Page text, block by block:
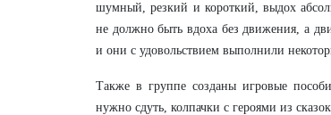
шумный, резкий и короткий, выдох
не должно быть вдоха без движения, а
и они с удовольствием выполнили
Также в группе созданы игровые
нужно сдуть, колпачки с героями из